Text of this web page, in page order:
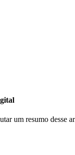
um resumo desse